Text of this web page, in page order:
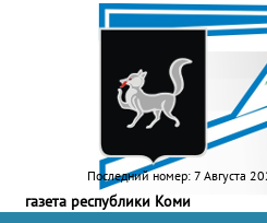
Последний номер: 7 Августа
газета республики Коми